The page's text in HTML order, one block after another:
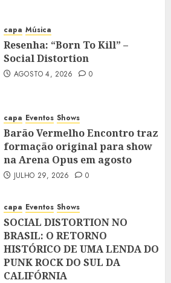
capa Música
Resenha: “Born To Kill” –
Social Distortion
AGOSTO 4, 2026 0
capa Eventos Shows
Barão Vermelho Encontro traz
formação original para show
na Arena Opus em agosto
JULHO 29, 2026 0
capa Eventos Shows
SOCIAL DISTORTION NO
BRASIL: O RETORNO
HISTÓRICO DE UMA LENDA DO
PUNK ROCK DO SUL DA
CALIFÓRNIA